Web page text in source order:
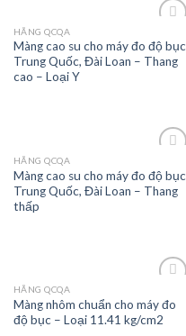
Add to
HÃNG QCQA
Màng cao su cho máy đo độ bục
Trung Quốc, Đài Loan – Thang
cao – Loại Y
Add to
HÃNG QCQA
Màng cao su cho máy đo độ bục
Trung Quốc, Đài Loan – Thang
thấp
Add to
HÃNG QCQA
Màng nhôm chuẩn cho máy đo
độ bục – Loại 11.41 kg/cm2